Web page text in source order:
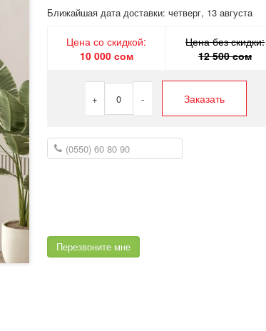
Ближайшая дата доставки: четверг, 13 августа
Цена со скидкой:
10 000 сом
Цена без скидки:
12 500 сом
+ 0 - Заказать
Перезвоните мне